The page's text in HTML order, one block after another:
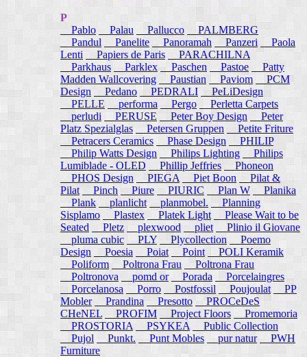
P
Pablo
Palau Pallucco
PALMBERG
Pandul
Panelite Panoramah Panzeri
Paola
Lenti
Papiers de Paris
PARACHILNA
Parkhaus
Parklex Paschen Pastoe
Patty
Madden Wallcovering
Paustian Paviom
PCM
Design
Pedano PEDRALI
PeLiDesign
PELLE
performa Pergo
Perletta Carpets
perludi
PERUSE Peter Boy Design
Peter
Platz Spezialglas
Petersen Gruppen
Petite Friture
Petracers Ceramics
Phase Design
PHILIP
Philip Watts Design
Philips Lighting
Philips
Lumiblade - OLED
Phillip Jeffries
Phoneon
PHOS Design
PIEGA Piet Boon
Pilat &
Pilat
Pinch Piure PIURIC Plan W
Planika
Plank
planlicht planmobel. Planning
Sisplamo
Plastex Platek Light
Please Wait to be
Seated
Pletz plexwood pliet
Plinio il Giovane
pluma cubic
PLY Plycollection
Poemo
Design
Poesia Poiat Point
POLI Keramik
Poliform
Poltrona Frau
Poltrona Frau
Poltronova
pomd or Porada
Porcelaingres
Porcelanosa
Porro Postfossil Poujoulat
PP
Mobler
Prandina Presotto
PROCeDeS
CHeNEL
PROFIM Project Floors
Promemoria
PROSTORIA
PSYKEA
Public Collection
Pujol
Punkt. Punt Mobles pur natur
PWH
Furniture